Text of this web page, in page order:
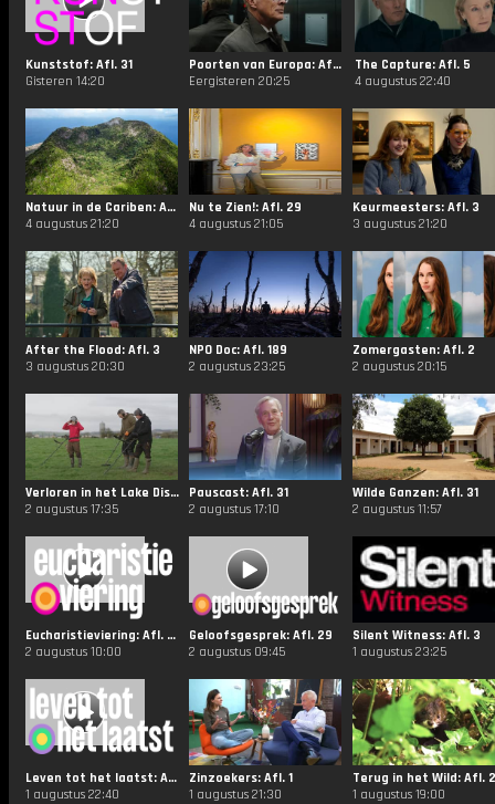
Kunststof: Afl. 31
Gisteren 14:20
Poorten van Europa: Afl. 1
Eergisteren 20:25
The Capture: Afl. 5
4 augustus 22:40
Natuur in de Cariben: Afl. 5
4 augustus 21:20
Nu te Zien!: Afl. 29
4 augustus 21:05
Keurmeesters: Afl. 3
3 augustus 21:20
After the Flood: Afl. 3
3 augustus 20:30
NPO Doc: Afl. 189
2 augustus 23:25
Zomergasten: Afl. 2
2 augustus 20:15
Verloren in het Lake District: Afl. 7
2 augustus 17:35
Pauscast: Afl. 31
2 augustus 17:10
Wilde Ganzen: Afl. 31
2 augustus 11:57
Eucharistieviering: Afl. 29
2 augustus 10:00
Geloofsgesprek: Afl. 29
2 augustus 09:45
Silent Witness: Afl. 3
1 augustus 23:25
Leven tot het laatst: Afl. 2
1 augustus 22:40
Zinzoekers: Afl. 1
1 augustus 21:30
Terug in het Wild: Afl. 2
1 augustus 19:00